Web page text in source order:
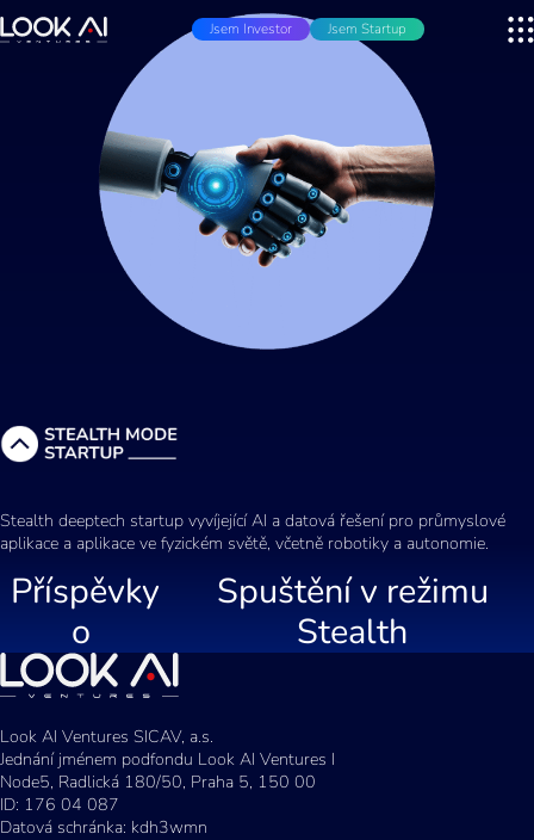
Jsem Investor Jsem Startup
Stealth deeptech startup vyvíjející AI a datová řešení pro průmyslové
aplikace a aplikace ve fyzickém světě, včetně robotiky a autonomie.
Příspěvky
o
Spuštění v režimu
Stealth
Look AI Ventures SICAV, a.s.
Jednání jménem podfondu Look AI Ventures I
Node5, Radlická 180/50, Praha 5, 150 00
ID: 176 04 087
Datová schránka: kdh3wmn